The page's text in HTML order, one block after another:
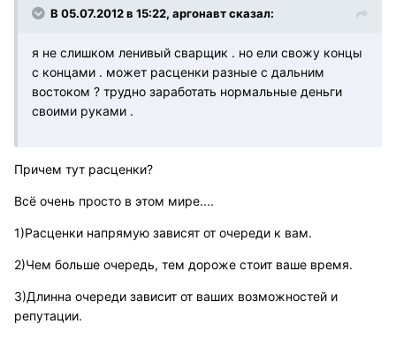
В 05.07.2012 в 15:22, аргонавт сказал:
я не слишком ленивый сварщик . но ели свожу концы
с концами . может расценки разные с дальним
востоком ? трудно заработать нормальные деньги
своими руками .
Причем тут расценки?
Всё очень просто в этом мире....
1)Расценки напрямую зависят от очереди к вам.
2)Чем больше очередь, тем дороже стоит ваше время.
3)Длинна очереди зависит от ваших возможностей и
репутации.